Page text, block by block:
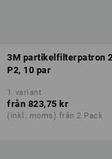
3M partikelfilterpatron
P2, 10 par
1 variant
från 823,75 kr
(inkl. moms) från 2 Pack